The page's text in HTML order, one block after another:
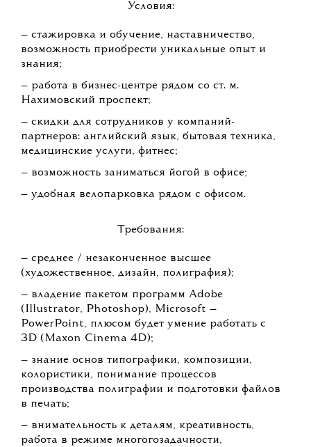
Условия:
— стажировка и обучение, наставничество,
возможность приобрести уникальные опыт и
знания;
— работа в бизнес-центре рядом со ст. м.
Нахимовский проспект;
— скидки для сотрудников у компаний-
партнеров: английский язык, бытовая техника,
медицинские услуги, фитнес;
— возможность заниматься йогой в офисе;
— удобная велопарковка рядом с офисом.
Требования:
— среднее / незаконченное высшее
(художественное, дизайн, полиграфия);
— владение пакетом программ Adobe
(Illustrator, Photoshop), Microsoft —
PowerPoint, плюсом будет умение работать с
3D (Maxon Cinema 4D);
— знание основ типографики, композиции,
колористики, понимание процессов
производства полиграфии и подготовки файлов
в печать;
— внимательность к деталям, креативность,
работа в режиме многогозадачности,